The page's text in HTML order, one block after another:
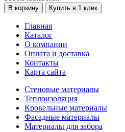
В корзину Купить в 1 клик
Главная
Каталог
О компании
Оплата и доставка
Контакты
Карта сайта
Стеновые материалы
Теплоизоляция
Кровельные материалы
Фасадные материалы
Материалы для забора